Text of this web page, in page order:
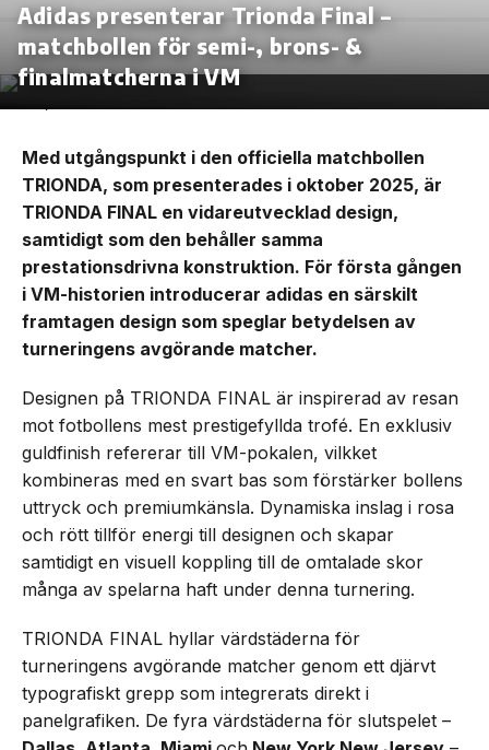
Adidas presenterar Trionda Final –
matchbollen för semi-, brons- &
finalmatcherna i VM
Med utgångspunkt i den officiella matchbollen
TRIONDA, som presenterades i oktober 2025, är
TRIONDA FINAL en vidareutvecklad design,
samtidigt som den behåller samma
prestationsdrivna konstruktion. För första gången
i VM-historien introducerar adidas en särskilt
framtagen design som speglar betydelsen av
turneringens avgörande matcher.
Designen på TRIONDA FINAL är inspirerad av resan
mot fotbollens mest prestigefyllda trofé. En exklusiv
guldfinish refererar till VM-pokalen, vilkket
kombineras med en svart bas som förstärker bollens
uttryck och premiumkänsla. Dynamiska inslag i rosa
och rött tillför energi till designen och skapar
samtidigt en visuell koppling till de omtalade skor
många av spelarna haft under denna turnering.
TRIONDA FINAL hyllar värdstäderna för
turneringens avgörande matcher genom ett djärvt
typografiskt grepp som integrerats direkt i
panelgrafiken. De fyra värdstäderna för slutspelet –